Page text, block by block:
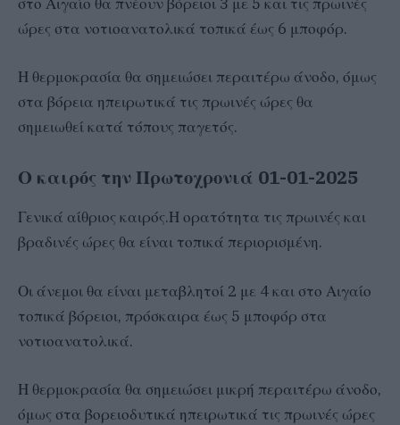
ώρες στα νοτιοανατολικά τοπικά έως 6 μποφόρ.
Η θερμοκρασία θα σημειώσει περαιτέρω άνοδο, όμως
στα βόρεια ηπειρωτικά τις πρωινές ώρες θα
σημειωθεί κατά τόπους παγετός.
Ο καιρός την Πρωτοχρονιά 01-01-2025
Γενικά αίθριος καιρός.Η ορατότητα τις πρωινές και
βραδινές ώρες θα είναι τοπικά περιορισμένη.
Οι άνεμοι θα είναι μεταβλητοί 2 με 4 και στο Αιγαίο
τοπικά βόρειοι, πρόσκαιρα έως 5 μποφόρ στα
νοτιοανατολικά.
Η θερμοκρασία θα σημειώσει μικρή περαιτέρω άνοδο,
όμως στα βορειοδυτικά ηπειρωτικά τις πρωινές ώρες